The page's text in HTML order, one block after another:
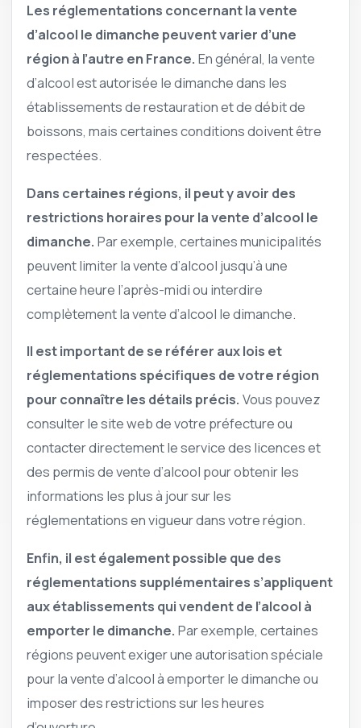
Les réglementations concernant la vente
d’alcool le dimanche peuvent varier d’une
région à l’autre en France. En général, la vente
d’alcool est autorisée le dimanche dans les
établissements de restauration et de débit de
boissons, mais certaines conditions doivent être
respectées.
Dans certaines régions, il peut y avoir des
restrictions horaires pour la vente d’alcool le
dimanche. Par exemple, certaines municipalités
peuvent limiter la vente d’alcool jusqu’à une
certaine heure l’après-midi ou interdire
complètement la vente d’alcool le dimanche.
Il est important de se référer aux lois et
réglementations spécifiques de votre région
pour connaître les détails précis. Vous pouvez
consulter le site web de votre préfecture ou
contacter directement le service des licences et
des permis de vente d’alcool pour obtenir les
informations les plus à jour sur les
réglementations en vigueur dans votre région.
Enfin, il est également possible que des
réglementations supplémentaires s’appliquent
aux établissements qui vendent de l’alcool à
emporter le dimanche. Par exemple, certaines
régions peuvent exiger une autorisation spéciale
pour la vente d’alcool à emporter le dimanche ou
imposer des restrictions sur les heures